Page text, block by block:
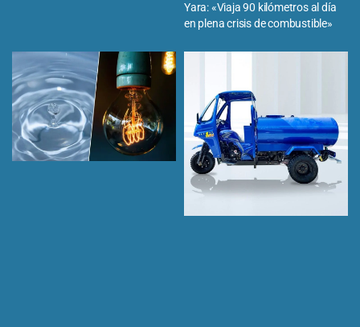
Yara: «Viaja 90 kilómetros al día
en plena crisis de combustible»